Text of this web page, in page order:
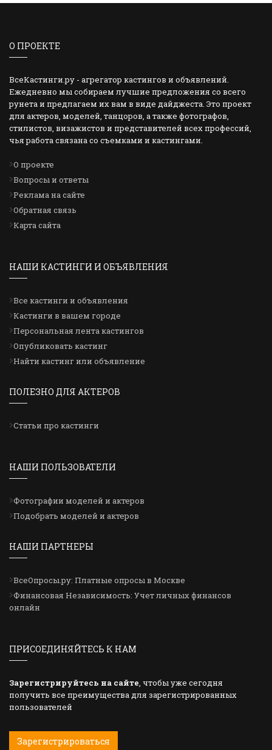
О ПРОЕКТЕ
ВсеКастинги.ру - агрегатор кастингов и объявлений.
Ежедневно мы собираем лучшие предложения со всего
рунета и предлагаем их вам в виде дайджеста. Это проект
для актеров, моделей, танцоров, а также фотографов,
стилистов, визажистов и представителей всех профессий,
чья работа связана со съемками и кастингами.
О проекте
Вопросы и ответы
Реклама на сайте
Обратная связь
Карта сайта
НАШИ КАСТИНГИ И ОБЪЯВЛЕНИЯ
Все кастинги и объявления
Кастинги в вашем городе
Персональная лента кастингов
Опубликовать кастинг
Найти кастинг или объявление
ПОЛЕЗНО ДЛЯ АКТЕРОВ
Статьи про кастинги
НАШИ ПОЛЬЗОВАТЕЛИ
Фотографии моделей и актеров
Подобрать моделей и актеров
НАШИ ПАРТНЕРЫ
ВсеОпросы.ру: Платные опросы в Москве
Финансовая Независимость: Учет личных финансов
онлайн
ПРИСОЕДИНЯЙТЕСЬ К НАМ
Зарегистрируйтесь на сайте , чтобы уже сегодня
получить все преимущества для зарегистрированных
пользователей
Зарегистрироваться